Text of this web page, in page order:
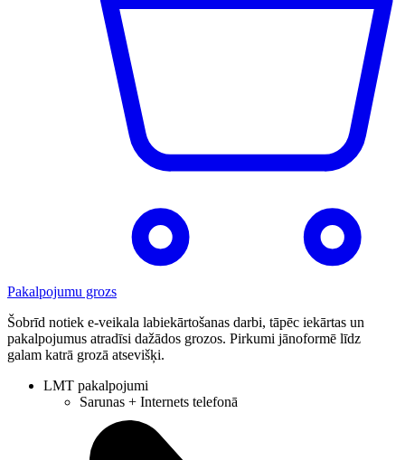
Pakalpojumu grozs
Šobrīd notiek e-veikala labiekārtošanas darbi, tāpēc iekārtas un
pakalpojumus atradīsi dažādos grozos. Pirkumi jānoformē līdz
galam katrā grozā atsevišķi.
LMT pakalpojumi
Sarunas + Internets telefonā